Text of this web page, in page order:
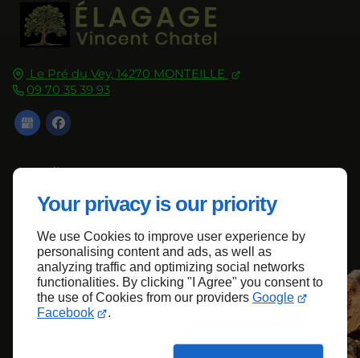
Your privacy is our priority
We use Cookies to improve user experience by
personalising content and ads, as well as
analyzing traffic and optimizing social networks
functionalities. By clicking "I Agree" you consent to
the use of Cookies from our providers Google
Facebook
.
Le Pré du Vey, 14270 MONTEILLE
09 70 35 39 93
Accueil
Contactez-nous
Mentions légales
Plan du site
Haut de page